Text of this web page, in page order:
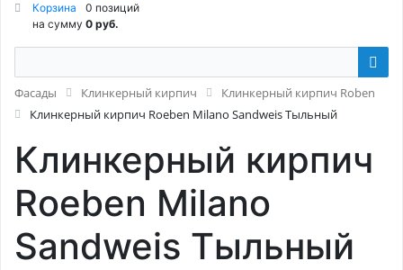
Корзина
0 позиций
на сумму 0 руб.
Фасады Клинкерный кирпич
Клинкерный кирпич Roben
Клинкерный кирпич Roeben Milano Sandweis Тыльный
Клинкерный кирпич
Roeben Milano
Sandweis Тыльный